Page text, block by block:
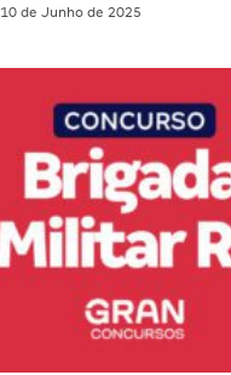
10 de Junho de 2025